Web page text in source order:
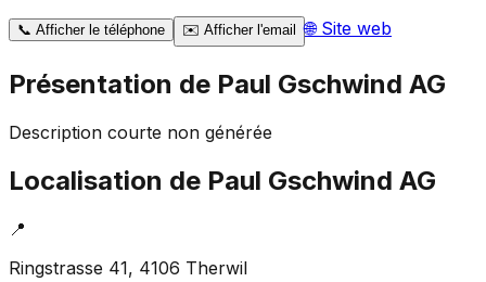
📞 Afficher le téléphone ✉️ Afficher l'email 🌐Site web
Présentation de Paul Gschwind AG
Description courte non générée
Localisation de Paul Gschwind AG
📍
Ringstrasse 41, 4106 Therwil